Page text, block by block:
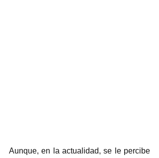
Aunque, en la actualidad, se le percibe